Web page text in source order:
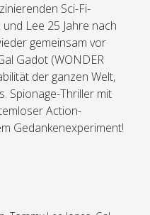
Sci-Fi-
Lee 25 Jahre nach
gemeinsam vor
Gadot (WONDER
der ganzen Welt,
Spionage-Thriller mit
Action-
Gedankenexperiment!